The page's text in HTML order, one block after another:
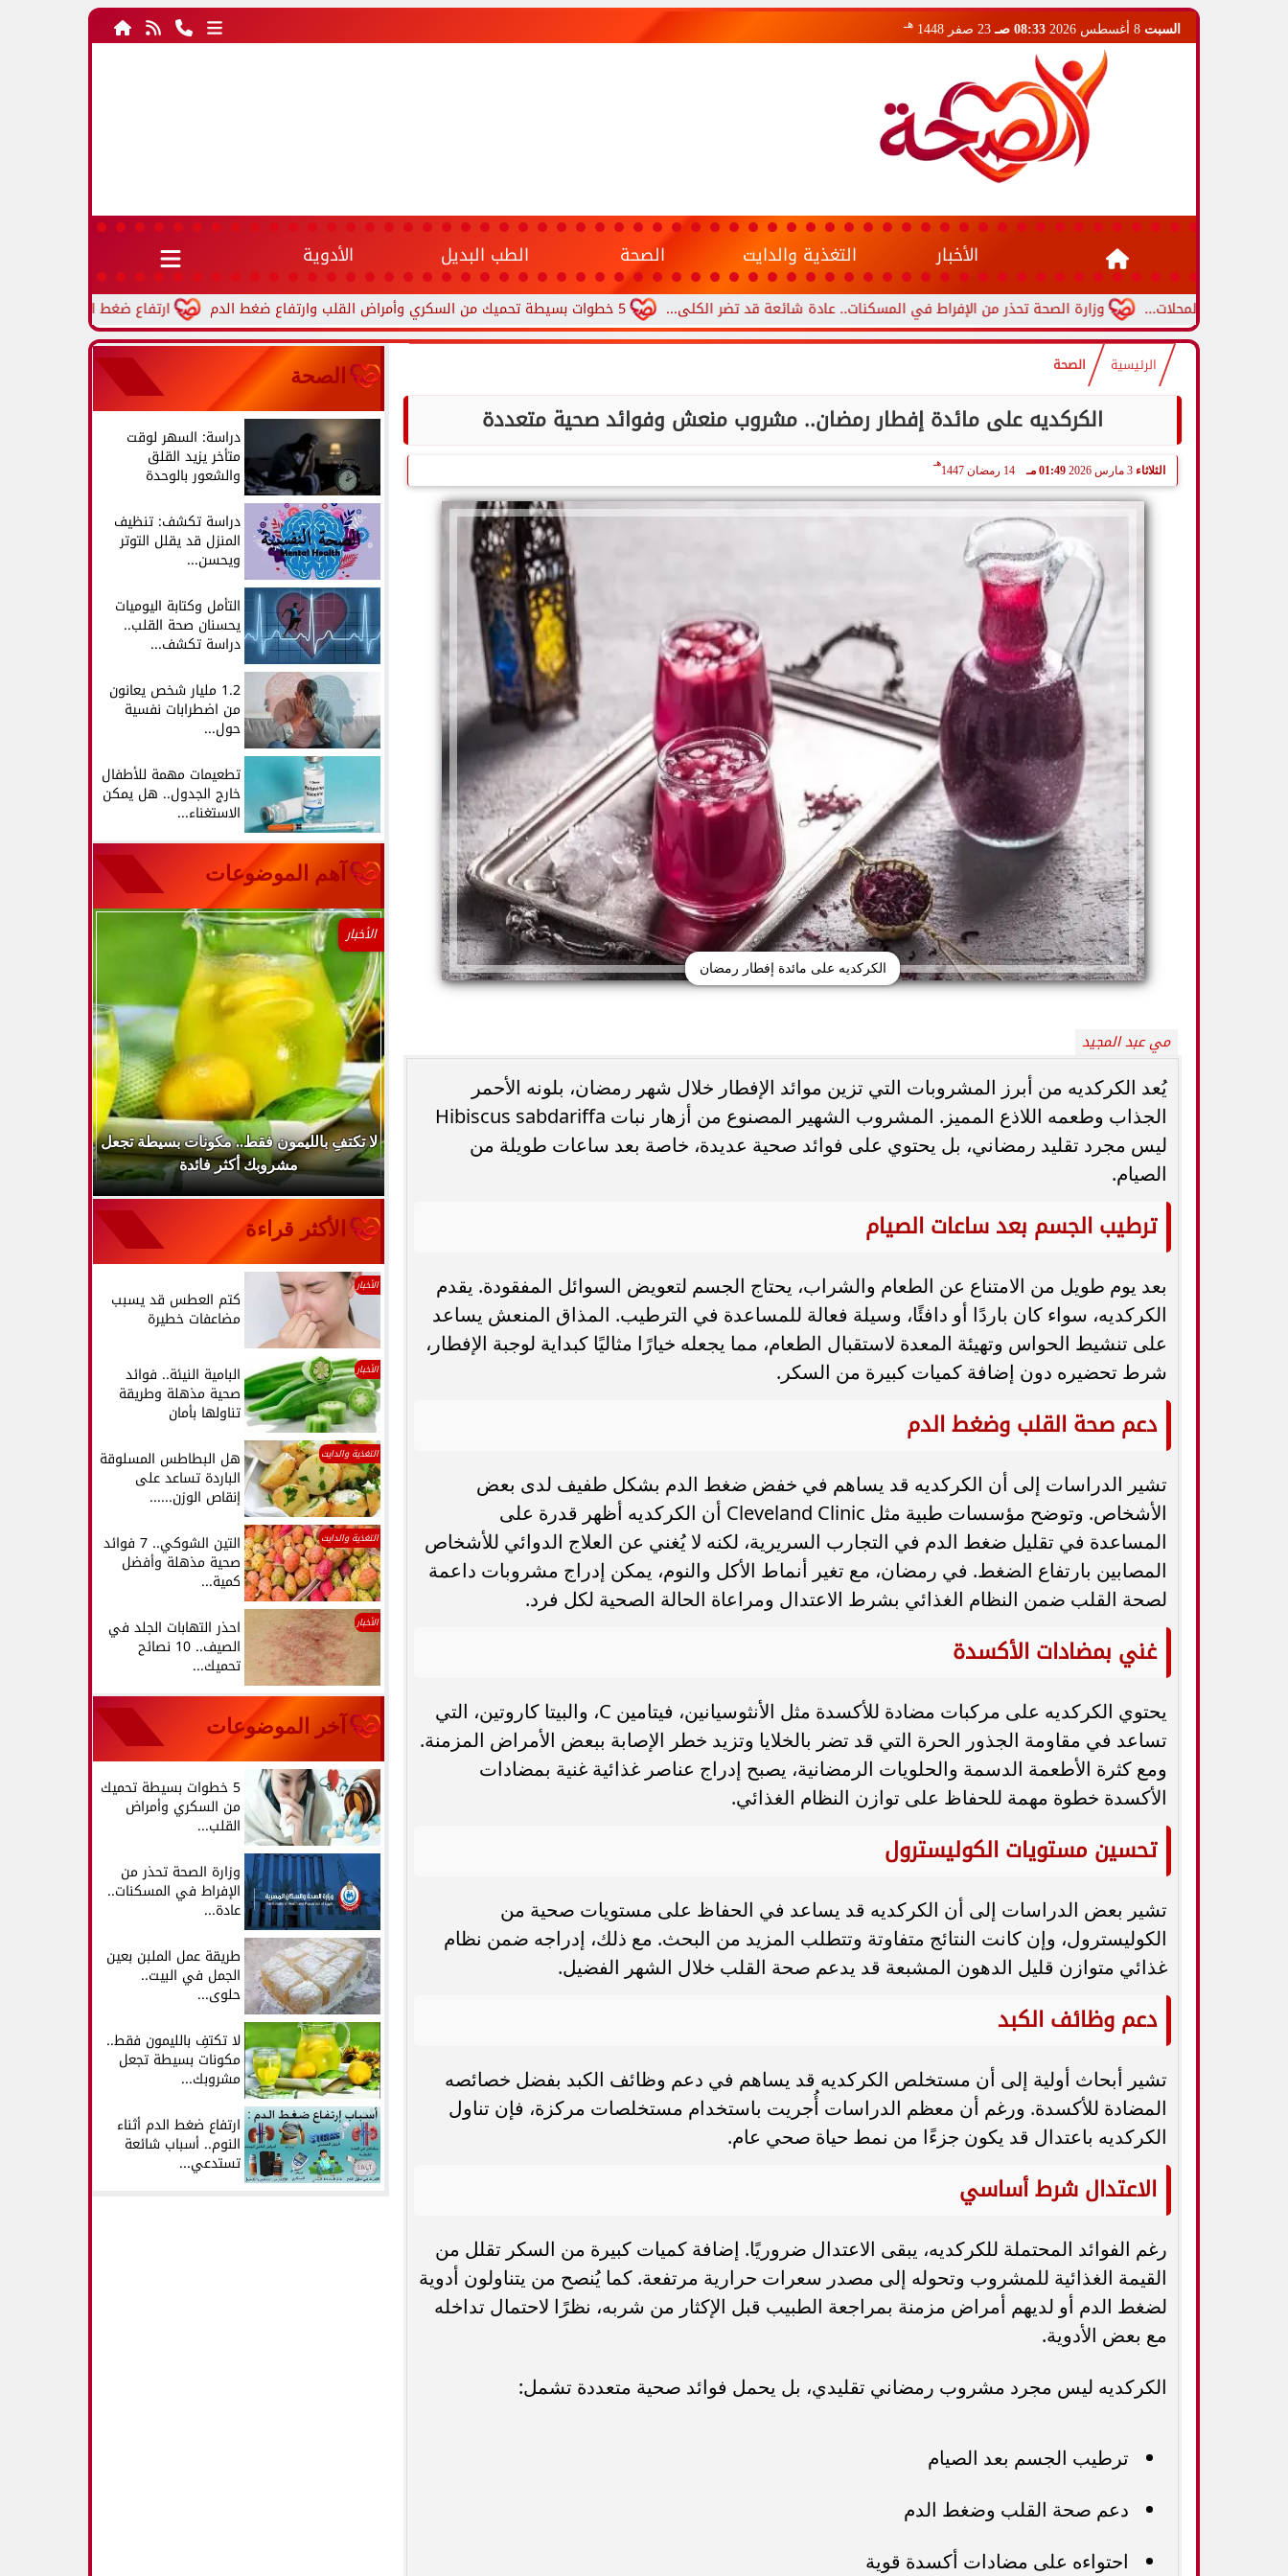
السبت 08:33 صـ 23 صفر 1448 هـ
الأخبار التغذية والدايت الصحة الطب البديل الأدوية
ارتفاع ضغط الدم أثناء النوم.. أسباب 5 خطوات بسيطة تحميك من السكري وأمراض القلب وارتفاع ضغط الدم وزارة الصحة تحذر من الإفراط في المسكنات.. عادة شائعة قد تضر الكلى...
الرئيسية الصحة
الكركديه على مائدة إفطار رمضان.. مشروب منعش وفوائد صحية متعددة
الثلاثاء 3 مارس 2026 01:49 مـ 14 رمضان 1447
هـ
الكركديه على مائدة إفطار رمضان
مي عبد المجيد
يُعد الكركديه من أبرز المشروبات التي تزين موائد الإفطار خلال شهر رمضان، بلونه الأحمر
الجذاب وطعمه اللاذع المميز. المشروب الشهير المصنوع من أزهار نبات Hibiscus sabdariffa
ليس مجرد تقليد رمضاني، بل يحتوي على فوائد صحية عديدة، خاصة بعد ساعات طويلة من
الصيام.
ترطيب الجسم بعد ساعات الصيام
بعد يوم طويل من الامتناع عن الطعام والشراب، يحتاج الجسم لتعويض السوائل المفقودة. يقدم
الكركديه، سواء كان باردًا أو دافئًا، وسيلة فعالة للمساعدة في الترطيب. المذاق المنعش يساعد
على تنشيط الحواس وتهيئة المعدة لاستقبال الطعام، مما يجعله خيارًا مثاليًا كبداية لوجبة الإفطار،
شرط تحضيره دون إضافة كميات كبيرة من السكر.
دعم صحة القلب وضغط الدم
تشير الدراسات إلى أن الكركديه قد يساهم في خفض ضغط الدم بشكل طفيف لدى بعض
الأشخاص. وتوضح مؤسسات طبية مثل Cleveland Clinic أن الكركديه أظهر قدرة على
المساعدة في تقليل ضغط الدم في التجارب السريرية، لكنه لا يُغني عن العلاج الدوائي للأشخاص
المصابين بارتفاع الضغط. في رمضان، مع تغير أنماط الأكل والنوم، يمكن إدراج مشروبات داعمة
لصحة القلب ضمن النظام الغذائي بشرط الاعتدال ومراعاة الحالة الصحية لكل فرد.
غني بمضادات الأكسدة
يحتوي الكركديه على مركبات مضادة للأكسدة مثل الأنثوسيانين، فيتامين C، والبيتا كاروتين، التي
تساعد في مقاومة الجذور الحرة التي قد تضر بالخلايا وتزيد خطر الإصابة ببعض الأمراض المزمنة.
ومع كثرة الأطعمة الدسمة والحلويات الرمضانية، يصبح إدراج عناصر غذائية غنية بمضادات
الأكسدة خطوة مهمة للحفاظ على توازن النظام الغذائي.
تحسين مستويات الكوليسترول
تشير بعض الدراسات إلى أن الكركديه قد يساعد في الحفاظ على مستويات صحية من
الكوليسترول، وإن كانت النتائج متفاوتة وتتطلب المزيد من البحث. مع ذلك، إدراجه ضمن نظام
غذائي متوازن قليل الدهون المشبعة قد يدعم صحة القلب خلال الشهر الفضيل.
دعم وظائف الكبد
تشير أبحاث أولية إلى أن مستخلص الكركديه قد يساهم في دعم وظائف الكبد بفضل خصائصه
المضادة للأكسدة. ورغم أن معظم الدراسات أُجريت باستخدام مستخلصات مركزة، فإن تناول
الكركديه باعتدال قد يكون جزءًا من نمط حياة صحي عام.
الاعتدال شرط أساسي
رغم الفوائد المحتملة للكركديه، يبقى الاعتدال ضروريًا. إضافة كميات كبيرة من السكر تقلل من
القيمة الغذائية للمشروب وتحوله إلى مصدر سعرات حرارية مرتفعة. كما يُنصح من يتناولون أدوية
لضغط الدم أو لديهم أمراض مزمنة بمراجعة الطبيب قبل الإكثار من شربه، نظرًا لاحتمال تداخله
مع بعض الأدوية.
الكركديه ليس مجرد مشروب رمضاني تقليدي، بل يحمل فوائد صحية متعددة تشمل:
ترطيب الجسم بعد الصيام
دعم صحة القلب وضغط الدم
احتواءه على مضادات أكسدة قوية
الصحة
دراسة: السهر لوقت
متأخر يزيد القلق
والشعور بالوحدة
دراسة تكشف: تنظيف
المنزل قد يقلل التوتر
ويحسن...
التأمل وكتابة اليوميات
يحسنان صحة القلب..
دراسة تكشف...
1.2 مليار شخص يعانون
من اضطرابات نفسية
حول...
تطعيمات مهمة للأطفال
خارج الجدول.. هل يمكن
الاستغناء...
آهم الموضوعات
5 خطوات بسيطة تحميك من السكري
وأمراض القلب وارتفاع ضغط الدم
وزارة الصحة تحذر من الإفراط في
طريقة عمل الملبن بعين الجمل في البيت..
الأخبار
لا تكتفِ بالليمون فقط.. مكونات بسيطة تجعل
مشروبك أكثر فائدة
الأكثر قراءة
الأخبار
كتم العطس قد يسبب
مضاعفات خطيرة
الأخبار البامية النيئة.. فوائد
صحية مذهلة وطريقة
تناولها بأمان
التغذية والدايت هل البطاطس المسلوقة
الباردة تساعد على
إنقاص الوزن......
التغذية والدايت التين الشوكي.. 7 فوائد
صحية مذهلة وأفضل
كمية...
الأخبار احذر التهابات الجلد في
الصيف.. 10 نصائح
تحميك...
آخر الموضوعات
5 خطوات بسيطة تحميك
من السكري وأمراض
القلب...
وزارة الصحة تحذر من
الإفراط في المسكنات..
عادة...
طريقة عمل الملبن بعين
الجمل في البيت..
حلوى...
لا تكتفِ بالليمون فقط..
مكونات بسيطة تجعل
مشروبك...
ارتفاع ضغط الدم أثناء
النوم.. أسباب شائعة
تستدعي...